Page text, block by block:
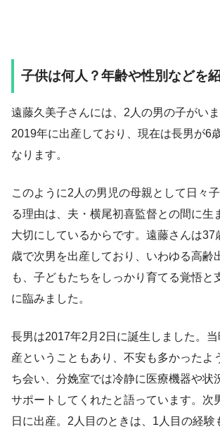
子供は何人？年齢や性別などを
遠藤久美子さんには、2人の男の子がい
2019年に出産しており、現在は長男が6
なります。
このように2人の男児の母親として日々
る理由は、夫・横尾初喜監督との間に生
大切にしているからです。遠藤さんは37
歳で次男を出産しており、いわゆる高齢
も、子どもたちをしっかり育てる覚悟と
に臨みました。
長男は2017年2月2日に誕生しました。
産ということもあり、不安も多かったよ
ち会い、分娩室では冷静に医療機器や状
サポートしてくれたと語っています。次
日に出産。2人目のときは、1人目の経験